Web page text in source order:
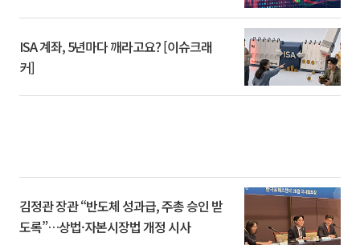
ISA 계좌, 5년마다 깨라고요? [이슈크래
커]
김정관 장관 “반도체 성과급, 주총 승인 받
도록”…상법·자본시장법 개정 시사